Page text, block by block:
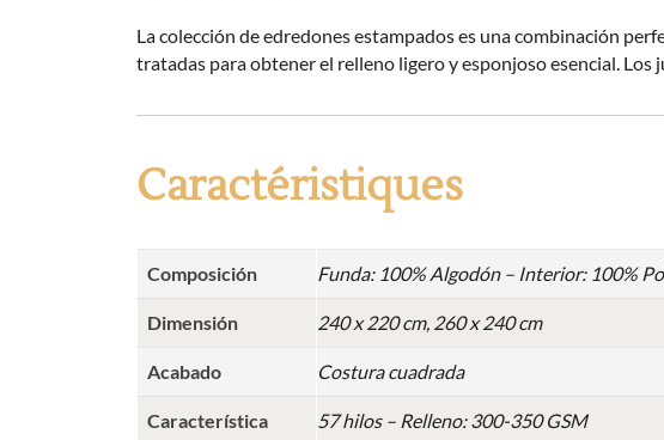
La colección de edredones estampados es una combinación
tratadas para obtener el relleno ligero y esponjoso esencial. Los
Caractéristiques
Composición Funda: 100% Algodón – Interior: 100%
Dimensión 240 x 220 cm, 260 x 240 cm
Acabado Costura cuadrada
Característica 57 hilos – Relleno: 300-350 GSM